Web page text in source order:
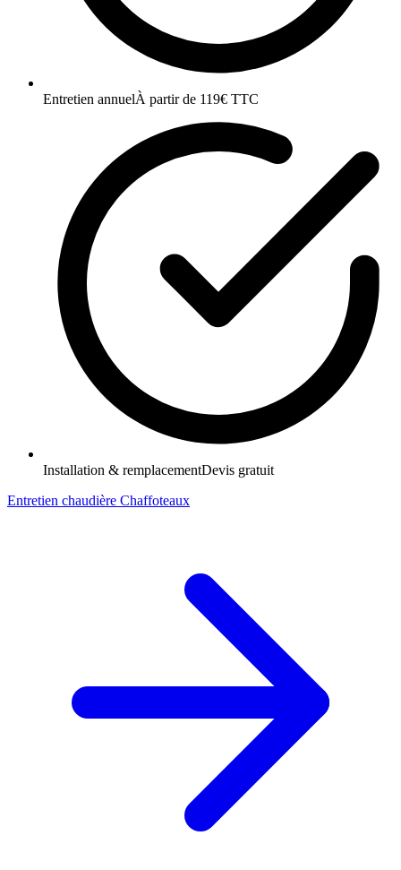
Entretien annuelÀ partir de 119€ TTC
Installation & remplacementDevis gratuit
Entretien chaudière Chaffoteaux